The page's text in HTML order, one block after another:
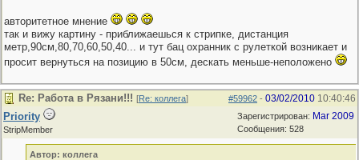
авторитетное мнение
так и вижу картину - приближаешься к стрипке, дистанция
метр,90см,80,70,60,50,40... и тут бац охранник с рулеткой возникает и
просит вернуться на позицию в 50см, дескать меньше-неположено
#59962 - 03/02/2010 10:40:46
Re: Работа в Рязани!!! [Re: коллега]
Зарегистрирован: Mar 2009
Сообщения: 528
Priority
StripMember
Автор: коллега